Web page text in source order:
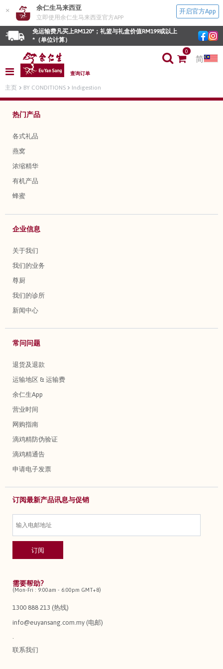
× 余仁生马来西亚
立即使用余仁生马来西亚官方APP
开启官方App
免运输费凡买上RM120*；礼篮与礼盒价值RM199或以上
*（单位计算）
查询订单
0
简
主页 BY CONDITIONS Indigestion
热门产品
各式礼品
燕窝
浓缩精华
有机产品
蜂蜜
企业信息
关于我们
我们的业务
尊厨
我们的诊所
新闻中心
常问问题
退货及退款
运输地区 & 运输费
余仁生App
营业时间
网购指南
滴鸡精防伪验证
滴鸡精通告
申请电子发票
订阅最新产品讯息与促销
需要帮助?
(Mon-Fri : 9:00am - 6:00pm GMT+8)
1300 888 213 (热线)
info@euyansang.com.my (电邮)
联系我们